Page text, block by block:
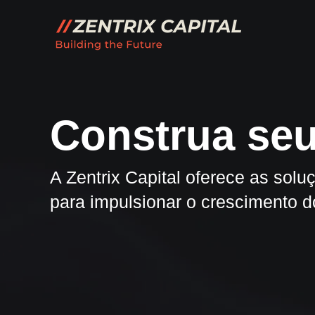
Construa
A Zentrix Capital oferece as
para impulsionar o crescimento